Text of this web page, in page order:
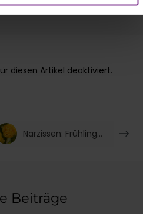
eigenen Zwecken (z.B.
diesen Artikel deaktiviert.
Narzissen: Frühlingserwachen mit duftenden Blumen
Beiträge